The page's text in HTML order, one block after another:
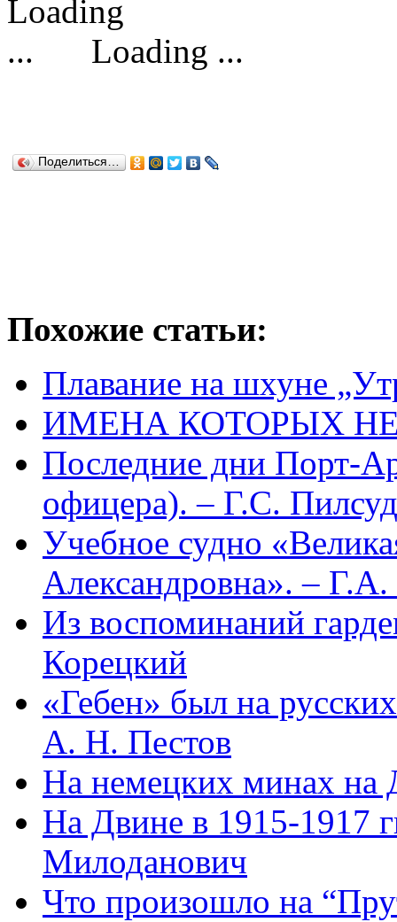
Loading ...
Поделиться…
Похожие статьи:
Плавание на шхуне
ИМЕНА КОТОРЫХ
Последние дни Порт-
офицера). – Г.С.
Учебное судно
Александровна». – Г.А.
Из воспоминаний
Корецкий
«Гебен» был на
А. Н. Пестов
На немецких минах на
На Двине в 1915-1917
Милоданович
Что произошло на